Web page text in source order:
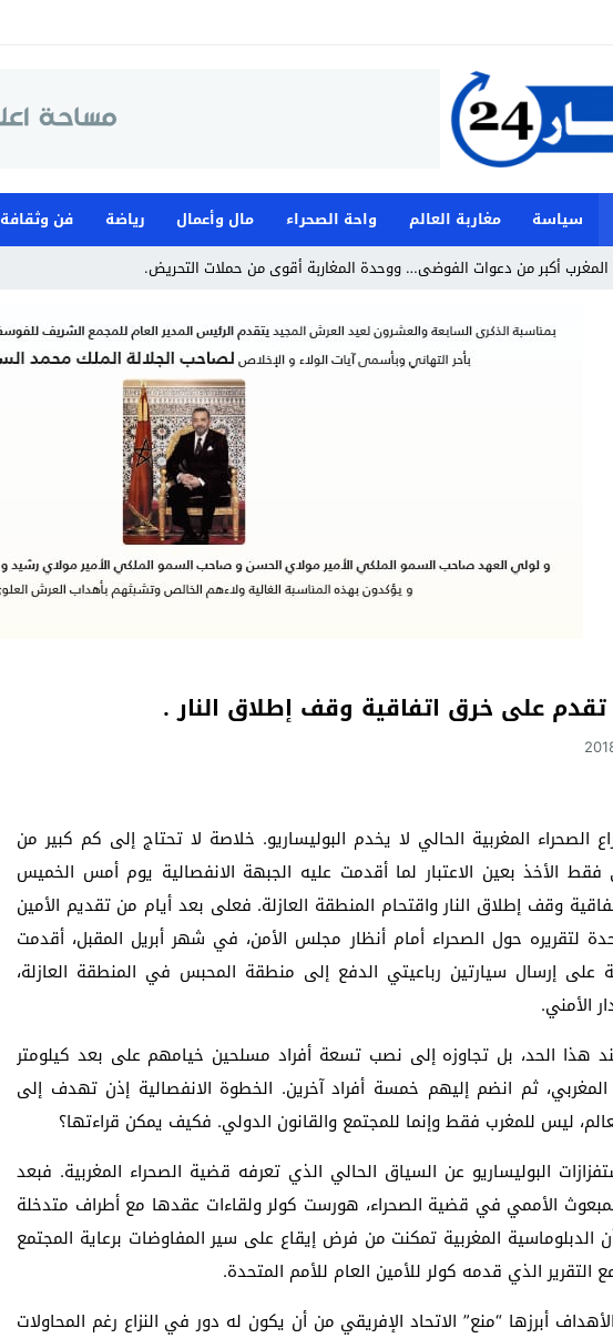
سياسة مغاربة العالم واحة الصحراء مال وأعمال رياضة فن وثقافة
المغرب أكبر من دعوات الفوضى… ووحدة المغاربة أقوى من حملات التحريض.
تقدم على خرق اتفاقية وقف إطلاق النار .
الصحراء المغربية الحالي لا يخدم البوليساريو. خلاصة لا تحتاج إلى كم كبير من
الأخذ بعين الاعتبار لما أقدمت عليه الجبهة الانفصالية يوم أمس الخميس
وقف إطلاق النار واقتحام المنطقة العازلة. فعلى بعد أيام من تقديم الأمين
لتقريره حول الصحراء أمام أنظار مجلس الأمن، في شهر أبريل المقبل، أقدمت
على إرسال سيارتين رباعيتي الدفع إلى منطقة المحبس في المنطقة العازلة،
الأمني.
هذا الحد، بل تجاوزه إلى نصب تسعة أفراد مسلحين خيامهم على بعد كيلومتر
ثم انضم إليهم خمسة أفراد آخرين. الخطوة الانفصالية إذن تهدف إلى
ليس للمغرب فقط وإنما للمجتمع والقانون الدولي. فكيف يمكن قراءتها؟
البوليساريو عن السياق الحالي الذي تعرفه قضية الصحراء المغربية. فبعد
الأممي في قضية الصحراء، هورست كولر ولقاءات عقدها مع أطراف متدخلة
الدبلوماسية المغربية تمكنت من فرض إيقاع على سير المفاوضات برعاية المجتمع
الذي قدمه كولر للأمين العام للأمم المتحدة.
أبرزها “منع” الاتحاد الإفريقي من أن يكون له دور في النزاع رغم المحاولات